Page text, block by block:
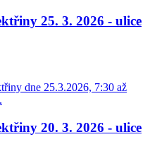
25. 3. 2026 - ulice
dne 25.3.2026, 7:30 až
20. 3. 2026 - ulice